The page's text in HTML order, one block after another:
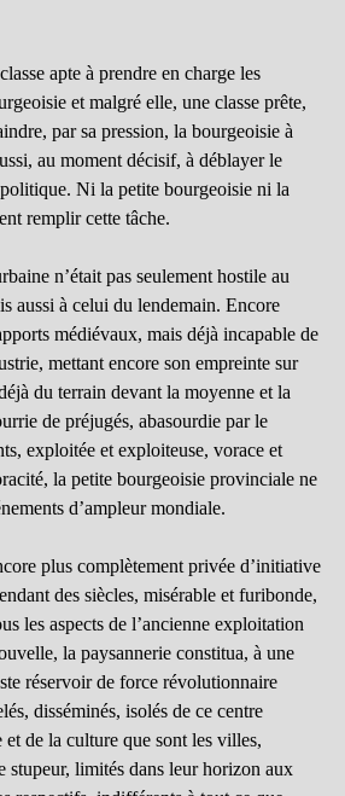
apte à prendre en charge les
et malgré elle, une classe prête,
par sa pression, la bourgeoisie à
au moment décisif, à déblayer le
Ni la petite bourgeoisie ni la
remplir cette tâche.
n’était pas seulement hostile au
aussi à celui du lendemain. Encore
médiévaux, mais déjà incapable de
mettant encore son empreinte sur
du terrain devant la moyenne et la
de préjugés, abasourdie par le
exploitée et exploiteuse, vorace et
la petite bourgeoisie provinciale ne
d’ampleur mondiale.
plus complètement privée d’initiative
des siècles, misérable et furibonde,
les aspects de l’ancienne exploitation
la paysannerie constitua, à une
réservoir de force révolutionnaire
disséminés, isolés de ce centre
de la culture que sont les villes,
stupeur, limités dans leur horizon aux